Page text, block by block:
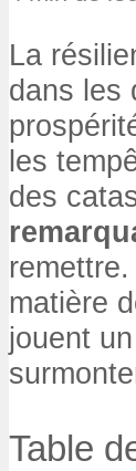
La
dans les
les
des
matière
jouent
Table